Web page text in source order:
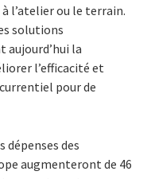
l’atelier ou le terrain.
solutions
aujourd’hui la
l’efficacité et
pour de
dépenses des
augmenteront de 46